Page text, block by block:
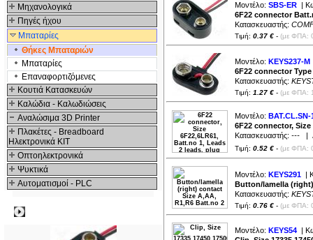
Μηχανολογικά
Πηγές ήχου
Μπαταρίες
Θήκες Μπαταριών
Μπαταρίες
Επαναφορτιζόμενες
Κουτιά Κατασκευών
Καλώδια - Καλωδιώσεις
Αναλώσιμα 3D Printer
Πλακέτες - Breadboard
Ηλεκτρονικά ΚΙΤ
Οπτοηλεκτρονικά
Ψυκτικά
Αυτοματισμοί - PLC
Μοντέλο: SBS-ER |
6F22 connector
Κατασκευαστής:
Τιμή: 0.37 € - (με ΦΠΑ:
Μοντέλο: KEYS237-M
6F22 connector
Κατασκευαστής:
Τιμή: 1.27 € - (με ΦΠΑ:
Μοντέλο: BAT.CL.SN-
6F22 connector,
Κατασκευαστής: --- |
Τιμή: 0.52 € - (με ΦΠΑ:
Μοντέλο: KEYS291 |
Button/lamella
Κατασκευαστής:
Τιμή: 0.76 € - (με ΦΠΑ:
Μοντέλο: KEYS54 |